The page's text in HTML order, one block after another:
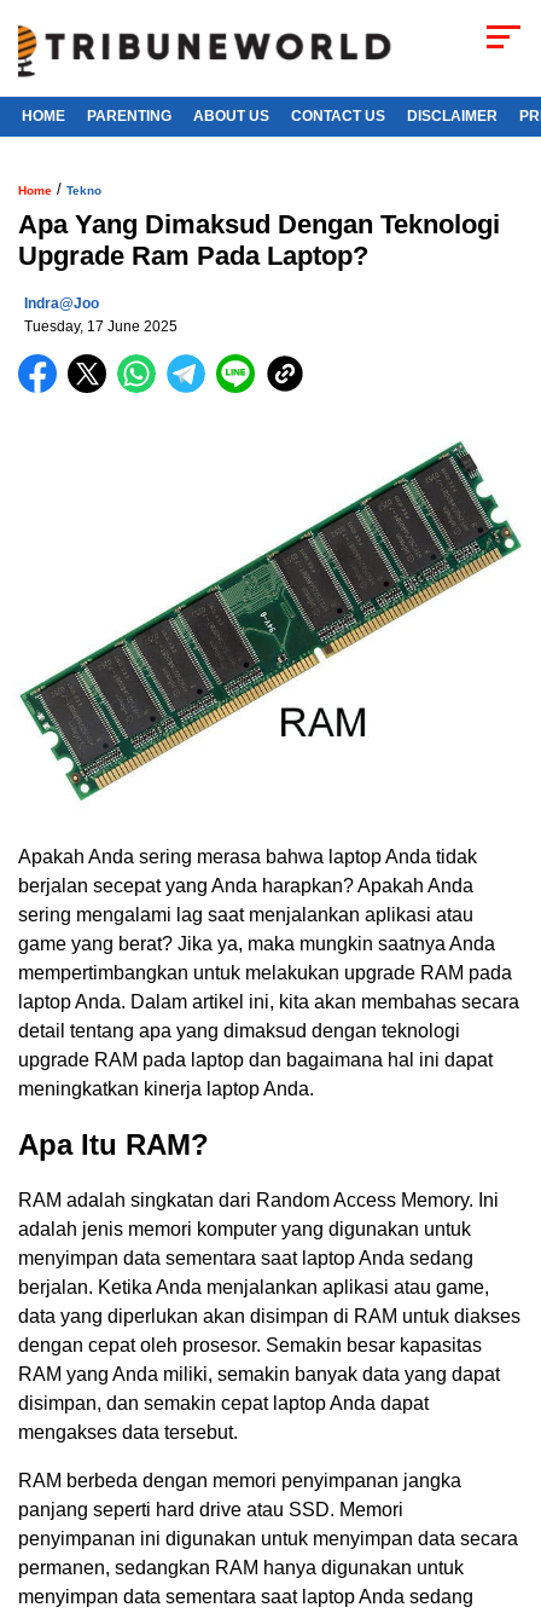
HOME PARENTING ABOUT US CONTACT US DISCLAIMER
Home / Tekno
Apa Yang Dimaksud Dengan Teknologi
Upgrade Ram Pada Laptop?
Indra@joo
Tuesday, 17 June 2025
Apakah Anda sering merasa bahwa laptop Anda tidak
berjalan secepat yang Anda harapkan? Apakah Anda
sering mengalami lag saat menjalankan aplikasi atau
game yang berat? Jika ya, maka mungkin saatnya Anda
mempertimbangkan untuk melakukan upgrade RAM pada
laptop Anda. Dalam artikel ini, kita akan membahas secara
detail tentang apa yang dimaksud dengan teknologi
upgrade RAM pada laptop dan bagaimana hal ini dapat
meningkatkan kinerja laptop Anda.
Apa Itu RAM?
RAM adalah singkatan dari Random Access Memory. Ini
adalah jenis memori komputer yang digunakan untuk
menyimpan data sementara saat laptop Anda sedang
berjalan. Ketika Anda menjalankan aplikasi atau game,
data yang diperlukan akan disimpan di RAM untuk diakses
dengan cepat oleh prosesor. Semakin besar kapasitas
RAM yang Anda miliki, semakin banyak data yang dapat
disimpan, dan semakin cepat laptop Anda dapat
mengakses data tersebut.
RAM berbeda dengan memori penyimpanan jangka
panjang seperti hard drive atau SSD. Memori
penyimpanan ini digunakan untuk menyimpan data secara
permanen, sedangkan RAM hanya digunakan untuk
menyimpan data sementara saat laptop Anda sedang